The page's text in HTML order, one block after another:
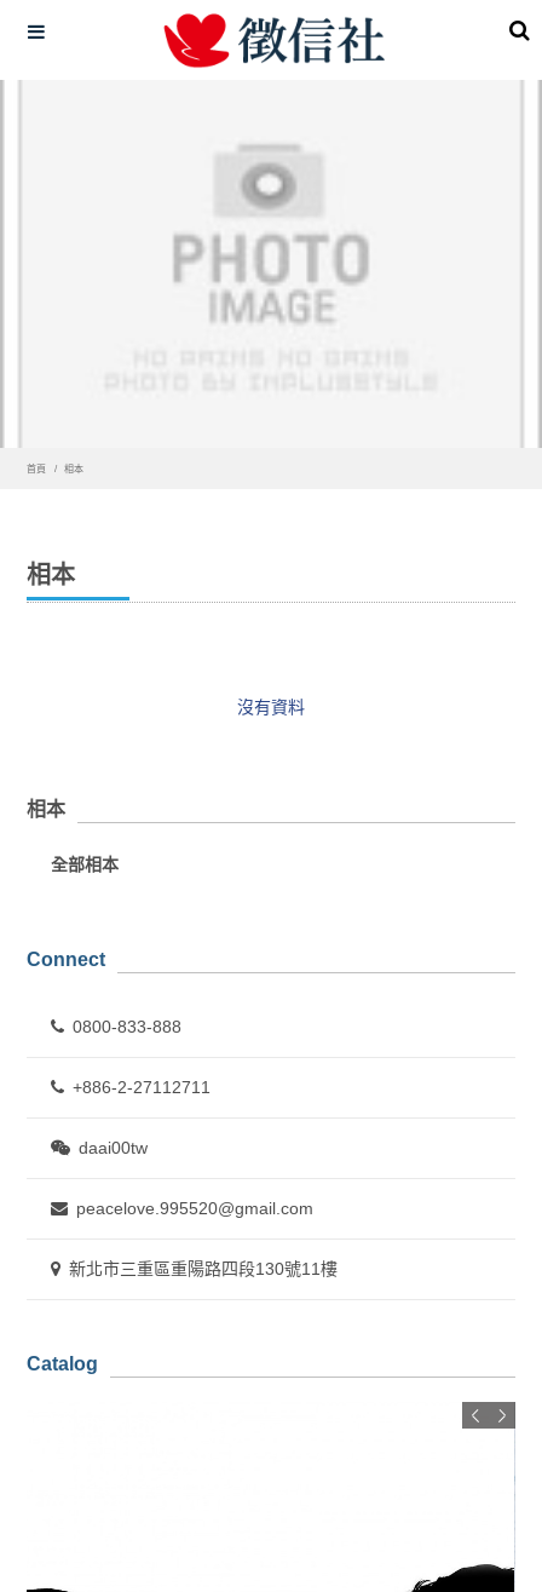
首頁 相本
相本
沒有資料
相本
全部相本
Connect
0800-833-888
+886-2-27112711
daai00tw
peacelove.995520@gmail.com
新北市三重區重陽路四段130號11樓
Catalog